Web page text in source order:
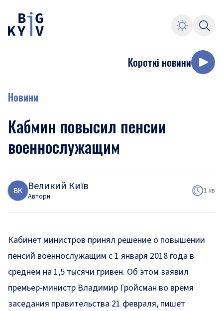
Короткі новини
Новини
Кабмин повысил пенсии
военнослужащим
ВК Великий Київ
Автори
1 хв
Кабинет министров принял решение о повышении
пенсий военнослужащим с 1 января 2018 года в
среднем на 1,5 тысячи гривен. Об этом заявил
премьер-министр Владимир Гройсман во время
заседания правительства 21 февраля, пишет